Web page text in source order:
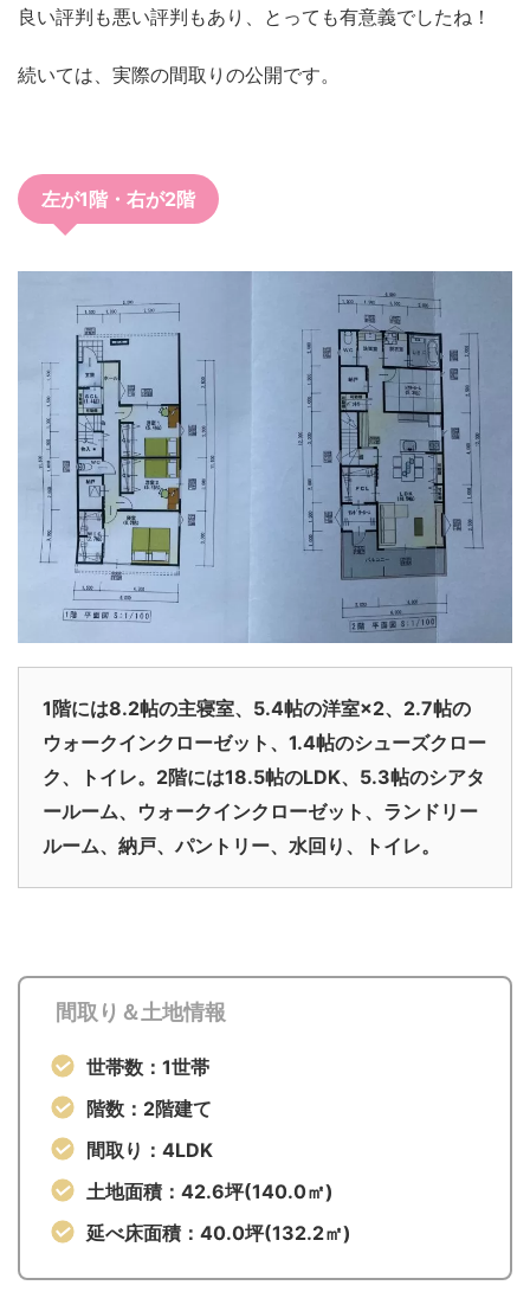
良い評判も悪い評判もあり、とっても有意義でしたね！
続いては、実際の間取りの公開です。
左が1階・右が2階
1階には8.2帖の主寝室、5.4帖の洋室×2、2.7帖の
ウォークインクローゼット、1.4帖のシューズクロー
ク、トイレ。2階には18.5帖のLDK、5.3帖のシアタ
ールーム、ウォークインクローゼット、ランドリー
ルーム、納戸、パントリー、水回り、トイレ。
間取り＆土地情報
世帯数：1世帯
階数：2階建て
間取り：4LDK
土地面積：42.6坪(140.0㎡)
延べ床面積：40.0坪(132.2㎡)